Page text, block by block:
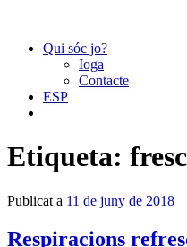
Qui sóc jo?
Ioga
Contacte
ESP
Etiqueta:
Publicat a 11 de juny de 2018
Respiracions